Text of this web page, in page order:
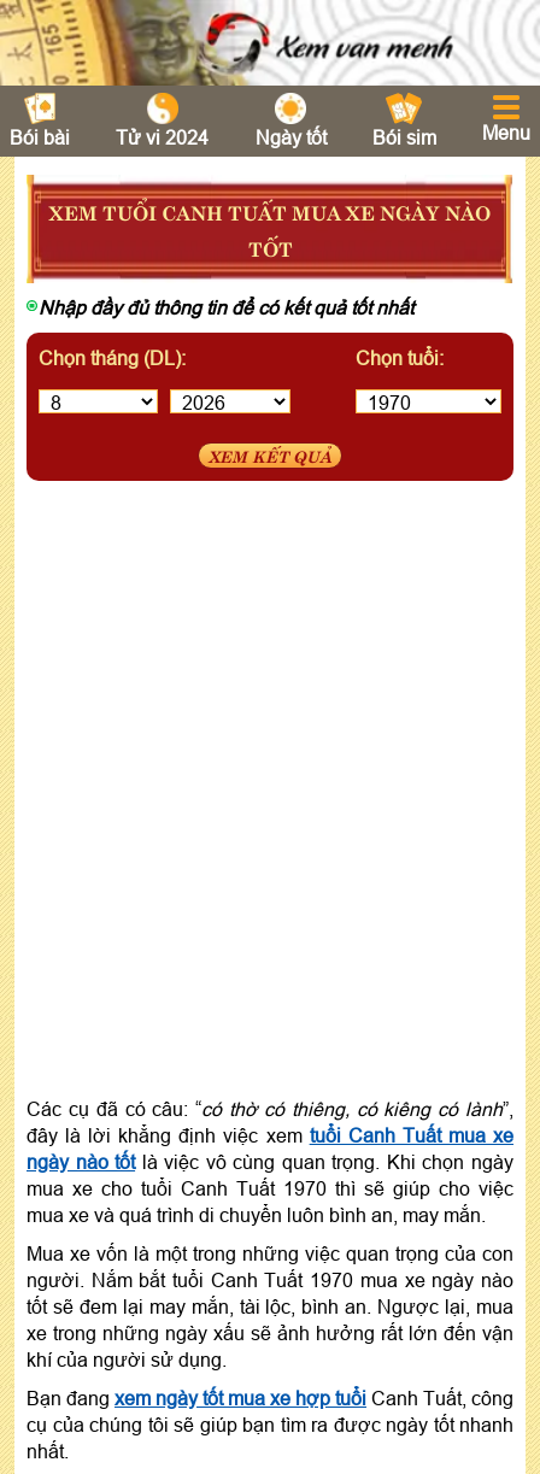
Bói bài Tử vi 2024 Ngày tốt Bói sim Menu
XEM TUỔI CANH TUẤT MUA XE NGÀY NÀO
TỐT
Nhập đầy đủ thông tin để có kết quả tốt nhất
Chọn tháng (DL): Chọn tuổi:
XEM KẾT QUẢ
Các cụ đã có câu: “có thờ có thiêng, có kiêng có lành”,
đây là lời khẳng định việc xem tuổi Canh Tuất mua xe
ngày nào tốtlà việc vô cùng quan trọng. Khi chọn ngày
mua xe cho tuổi Canh Tuất 1970 thì sẽ giúp cho việc
mua xe và quá trình di chuyển luôn bình an, may mắn.
Mua xe vốn là một trong những việc quan trọng của con
người. Nắm bắt tuổi Canh Tuất 1970 mua xe ngày nào
tốt sẽ đem lại may mắn, tài lộc, bình an. Ngược lại, mua
xe trong những ngày xấu sẽ ảnh hưởng rất lớn đến vận
khí của người sử dụng.
Bạn đang xem ngày tốt mua xe hợp tuổi Canh Tuất, công
cụ của chúng tôi sẽ giúp bạn tìm ra được ngày tốt nhanh
nhất.